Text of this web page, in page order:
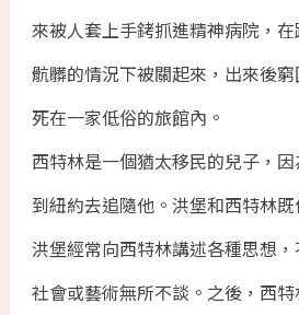
來被人套上手銬抓進精神病院，
骯髒的情況下被關起來，出來後
死在一家低俗的旅館內。
西特林是一個猶太移民的兒子，
到紐約去追隨他。洪堡和西特林既
洪堡經常向西特林講述各種思想，
社會或藝術無所不談。之後，西